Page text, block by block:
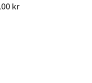
kr